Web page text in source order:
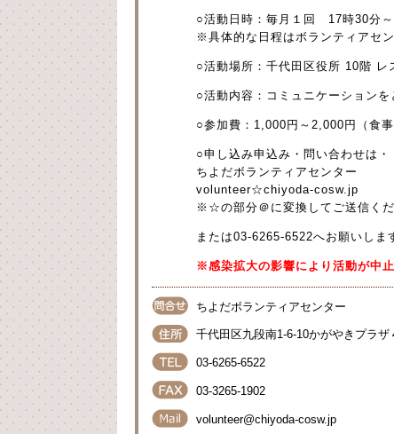
○活動日時：毎月１回 17時30分
※具体的な日程はボランティアセ
○活動場所：千代田区役所 10階 レ
○活動内容：コミュニケーション
○参加費：1,000円～2,000円（食事
○申し込み申込み・問い合わせは・
ちよだボランティアセンター
volunteer☆chiyoda-cosw.jp
※☆の部分＠に変換してご送信く
または03-6265-6522へお願いしま
※感染拡大の影響により活動が中
ちよだボランティアセンター
千代田区九段南1-6-10かがやきプラザ
03-6265-6522
03-3265-1902
volunteer@chiyoda-cosw.jp